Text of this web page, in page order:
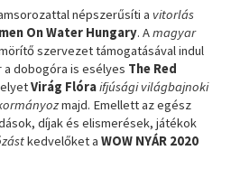
népszerűsíti a vitorlás
On Water Hungary. Amagyar
szervezet támogatásával indul
a dobogóra is esélyes The Red
Virág Flóraifjúsági világbajnoki
majd. Emellett az egész
díjak és elismerések, játékok
kedvelőket aWOW NYÁR 2020